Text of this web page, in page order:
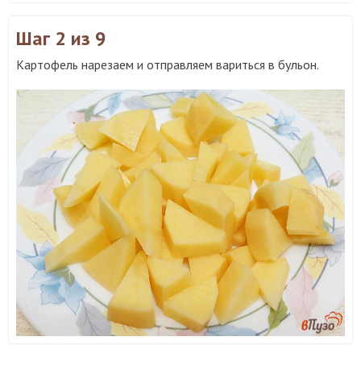
Шаг 2 из 9
Картофель нарезаем и отправляем вариться в бульон.